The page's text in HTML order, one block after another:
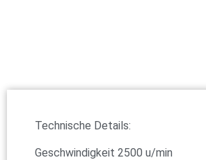
Technische Details:
Geschwindigkeit 2500 u/min